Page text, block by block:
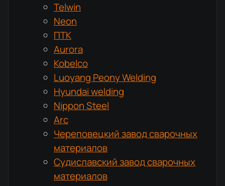
Telwin
Neon
ПТК
Aurora
Kobelco
Luoyang Peony Welding
Hyundai welding
Nippon Steel
Arc
Череповецкий завод сварочных
материалов
Судиславский завод сварочных
материалов